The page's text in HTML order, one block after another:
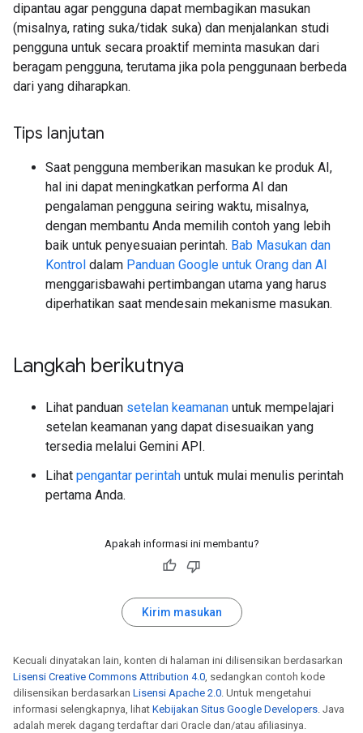
dipantau agar pengguna dapat membagikan masukan
(misalnya, rating suka/tidak suka) dan menjalankan studi
pengguna untuk secara proaktif meminta masukan dari
beragam pengguna, terutama jika pola penggunaan berbeda
dari yang diharapkan.
Tips lanjutan
Saat pengguna memberikan masukan ke produk AI,
hal ini dapat meningkatkan performa AI dan
pengalaman pengguna seiring waktu, misalnya,
dengan membantu Anda memilih contoh yang lebih
baik untuk penyesuaian perintah. Bab Masukan dan
Kontrol dalam Panduan Google untuk Orang dan AI
menggarisbawahi pertimbangan utama yang harus
diperhatikan saat mendesain mekanisme masukan.
Langkah berikutnya
Lihat panduan setelan keamanan untuk mempelajari
setelan keamanan yang dapat disesuaikan yang
tersedia melalui Gemini API.
Lihat pengantar perintah untuk mulai menulis perintah
pertama Anda.
Apakah informasi ini membantu?
Kirim masukan
Kecuali dinyatakan lain, konten di halaman ini dilisensikan berdasarkan
Lisensi Creative Commons Attribution 4.0, sedangkan contoh kode
dilisensikan berdasarkan Lisensi Apache 2.0. Untuk mengetahui
informasi selengkapnya, lihat Kebijakan Situs Google Developers. Java
adalah merek dagang terdaftar dari Oracle dan/atau afiliasinya.